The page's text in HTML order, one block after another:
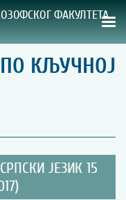
ФАКУЛТЕТА
КЉУЧНОЈ
ЈЕЗИК 15